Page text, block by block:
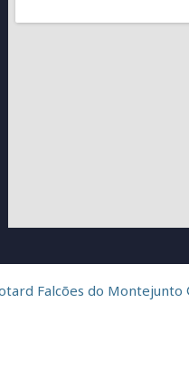
Falcões do Montejunto